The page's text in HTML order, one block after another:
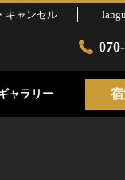
キャンセル
ャラリー